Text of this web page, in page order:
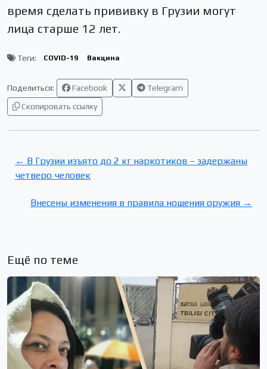
время сделать прививку в Грузии могут
лица старше 12 лет.
Теги: COVID-19 Вакцина
Поделиться: Facebook
Telegram
Скопировать ссылку
← В Грузии изъято до 2 кг наркотиков – задержаны
четверо человек
Внесены изменения в правила ношения оружия →
Ещё по теме